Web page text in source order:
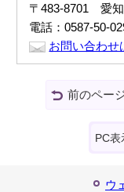
〒483-8701 愛
電話：0587-50-
お問い合わせ
前のペー
PC表
ウ